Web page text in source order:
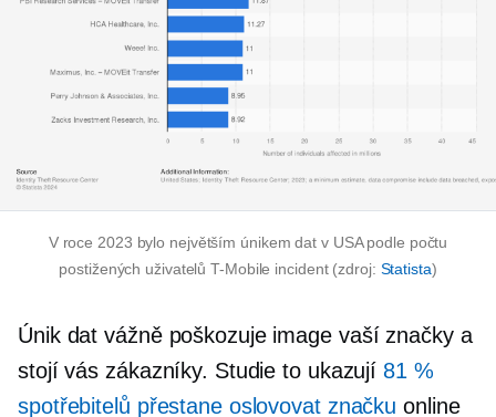
V roce 2023 bylo největším únikem dat v USA podle počtu
postižených uživatelůT-Mobile incident (zdroj: Statista)
Únik dat vážně poškozuje image vaší značky a
stojí vás zákazníky. Studie to ukazují 81 %
spotřebitelů přestane oslovovat značku online